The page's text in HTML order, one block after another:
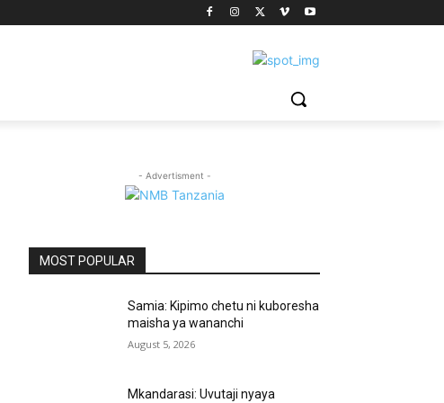
- Advertisment -
MOST POPULAR
Samia: Kipimo chetu ni kuboresha
maisha ya wananchi
August 5, 2026
Mkandarasi: Uvutaji nyaya